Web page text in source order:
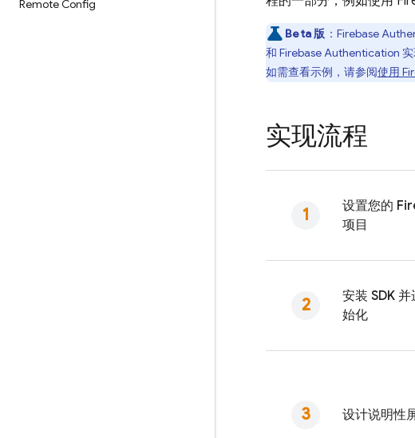
Remote Config
Beta 版 ： Firebase
和 Firebase Authentication
如需查看示例，请参阅使用
实现流程
设置您的
项目
安装 SDK 并
始化
设计说明性